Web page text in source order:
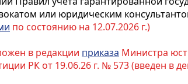
или юридическим
по состоянию на 12.07.2026 г.)
в редакции приказа Министра
РК от 19.06.26 г. № 573 (введен в